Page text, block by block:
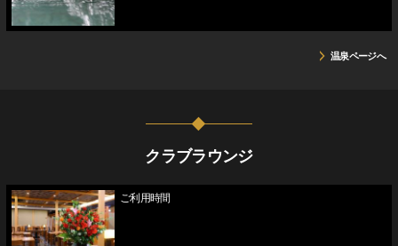
温泉ページへ
クラブラウンジ
ご利用時間